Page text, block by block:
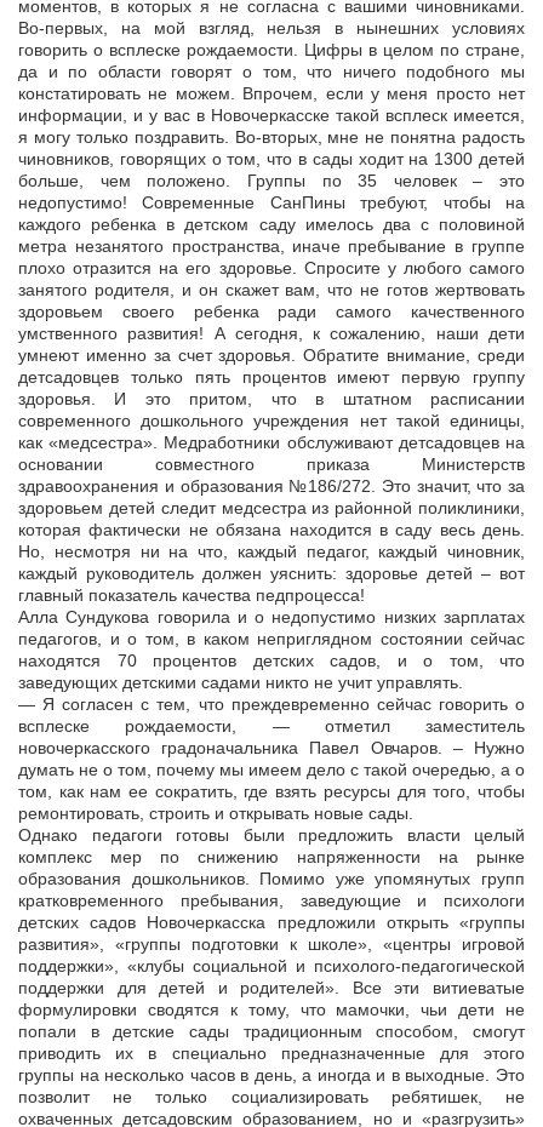
моментов, в которых я не согласна с вашими чиновниками.
Во-первых, на мой взгляд, нельзя в нынешних условиях
говорить о всплеске рождаемости. Цифры в целом по стране,
да и по области говорят о том, что ничего подобного мы
констатировать не можем. Впрочем, если у меня просто нет
информации, и у вас в Новочеркасске такой всплеск имеется,
я могу только поздравить. Во-вторых, мне не понятна радость
чиновников, говорящих о том, что в сады ходит на 1300 детей
больше, чем положено. Группы по 35 человек – это
недопустимо! Современные СанПины требуют, чтобы на
каждого ребенка в детском саду имелось два с половиной
метра незанятого пространства, иначе пребывание в группе
плохо отразится на его здоровье. Спросите у любого самого
занятого родителя, и он скажет вам, что не готов жертвовать
здоровьем своего ребенка ради самого качественного
умственного развития! А сегодня, к сожалению, наши дети
умнеют именно за счет здоровья. Обратите внимание, среди
детсадовцев только пять процентов имеют первую группу
здоровья. И это притом, что в штатном расписании
современного дошкольного учреждения нет такой единицы,
как «медсестра». Медработники обслуживают детсадовцев на
основании совместного приказа Министерств
здравоохранения и образования №186/272. Это значит, что за
здоровьем детей следит медсестра из районной поликлиники,
которая фактически не обязана находится в саду весь день.
Но, несмотря ни на что, каждый педагог, каждый чиновник,
каждый руководитель должен уяснить: здоровье детей – вот
главный показатель качества педпроцесса!
Алла Сундукова говорила и о недопустимо низких зарплатах
педагогов, и о том, в каком неприглядном состоянии сейчас
находятся 70 процентов детских садов, и о том, что
заведующих детскими садами никто не учит управлять.
— Я согласен с тем, что преждевременно сейчас говорить о
всплеске рождаемости, — отметил заместитель
новочеркасского градоначальника Павел Овчаров. – Нужно
думать не о том, почему мы имеем дело с такой очередью, а о
том, как нам ее сократить, где взять ресурсы для того, чтобы
ремонтировать, строить и открывать новые сады.
Однако педагоги готовы были предложить власти целый
комплекс мер по снижению напряженности на рынке
образования дошкольников. Помимо уже упомянутых групп
кратковременного пребывания, заведующие и психологи
детских садов Новочеркасска предложили открыть «группы
развития», «группы подготовки к школе», «центры игровой
поддержки», «клубы социальной и психолого-педагогической
поддержки для детей и родителей». Все эти витиеватые
формулировки сводятся к тому, что мамочки, чьи дети не
попали в детские сады традиционным способом, смогут
приводить их в специально предназначенные для этого
группы на несколько часов в день, а иногда и в выходные. Это
позволит не только социализировать ребятишек, не
охваченных детсадовским образованием, но и «разгрузить»